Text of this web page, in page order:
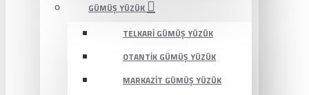
GÜMÜŞ YÜZÜK
TELKARI GÜMÜŞ YÜZÜK
OTANTIK GÜMÜŞ YÜZÜK
MARKAZIT GÜMÜŞ YÜZÜK